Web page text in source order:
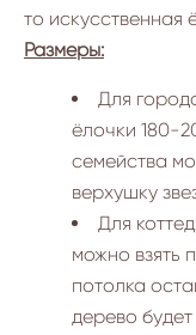
то искусственная
Размеры:
Для
ёлочки 180-
семейства
верхушку
Для
можно взять
потолка
дерево